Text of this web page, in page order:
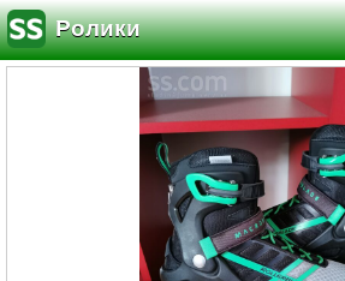
Ролики